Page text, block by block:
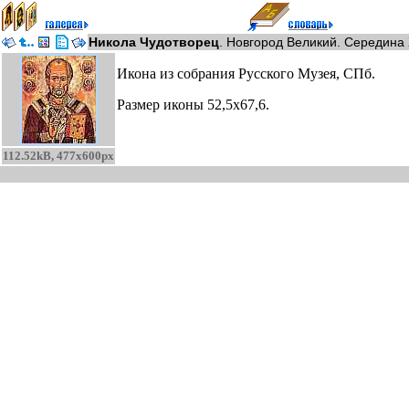
Никола Чудотворец . Новгород Великий. Середина
112.52kB, 477x600px
Икона из собрания Русского Музея, СПб.
Размер иконы 52,5x67,6.